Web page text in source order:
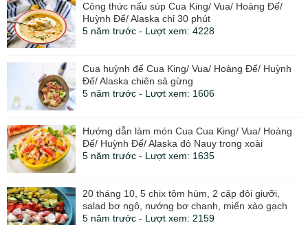
Công thức nấu súp Cua King/ Vua/ Hoàng Đế/
Huỳnh Đế/ Alaska chỉ 30 phút
5 năm trước - Lượt xem: 4228
Cua huỳnh đế Cua King/ Vua/ Hoàng Đế/ Huỳnh
Đế/ Alaska chiên sả gừng
5 năm trước - Lượt xem: 1606
Hướng dẫn làm món Cua Cua King/ Vua/ Hoàng
Đế/ Huỳnh Đế/ Alaska đỏ Nauy trong xoài
5 năm trước - Lượt xem: 1635
20 tháng 10, 5 chix tôm hùm, 2 cặp đôi giưỡi,
salad bơ ngô, nướng bơ chanh, miến xào gạch
5 năm trước - Lượt xem: 2159